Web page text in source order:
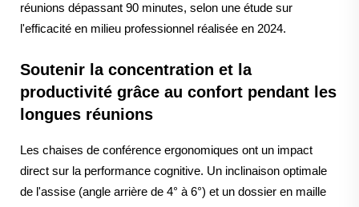
réunions dépassant 90 minutes, selon une étude sur
l'efficacité en milieu professionnel réalisée en 2024.
Soutenir la concentration et la
productivité grâce au confort pendant les
longues réunions
Les chaises de conférence ergonomiques ont un impact
direct sur la performance cognitive. Un inclinaison optimale
de l'assise (angle arrière de 4° à 6°) et un dossier en maille